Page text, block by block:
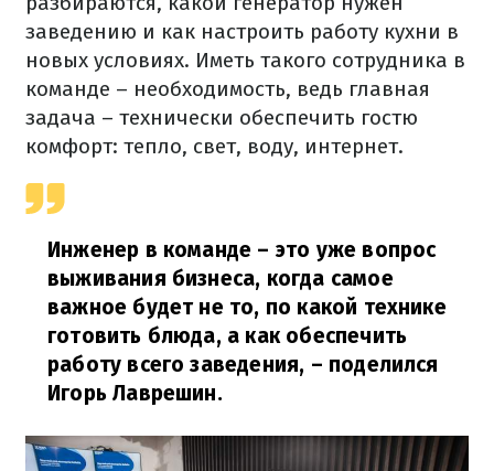
заведению и как настроить работу кухни в
новых условиях. Иметь такого сотрудника в
команде – необходимость, ведь главная
задача – технически обеспечить гостю
комфорт: тепло, свет, воду, интернет.
Инженер в команде – это уже вопрос
выживания бизнеса, когда самое
важное будет не то, по какой технике
готовить блюда, а как обеспечить
работу всего заведения, – поделился
Игорь Лаврешин.